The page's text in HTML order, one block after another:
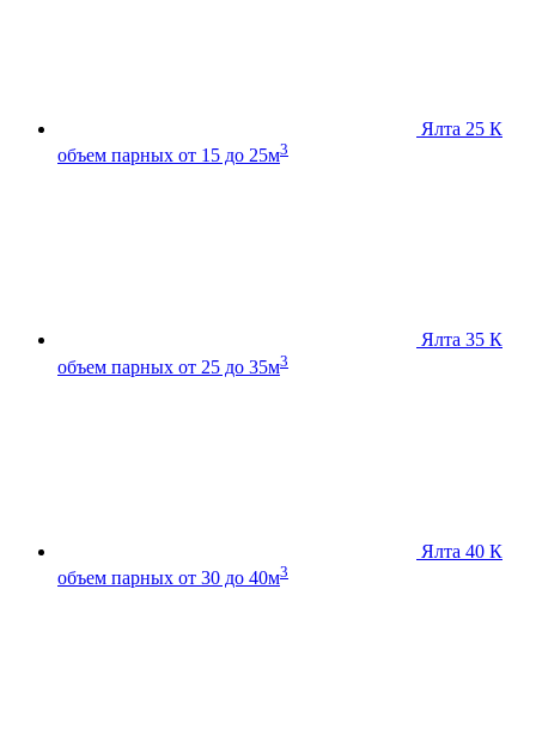
Ялта 25 К
объем парных от 15 до 25м3
Ялта 35 К
объем парных от 25 до 35м3
Ялта 40 К
объем парных от 30 до 40м3